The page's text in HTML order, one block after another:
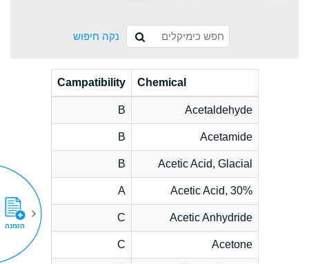
נקה חיפוש
Chemical
Campatibility
Acetaldehyde
B
Acetamide
B
Acetic Acid, Glacial
B
Acetic Acid, 30%
A
Acetic Anhydride
C
Acetone
C
הזמנה